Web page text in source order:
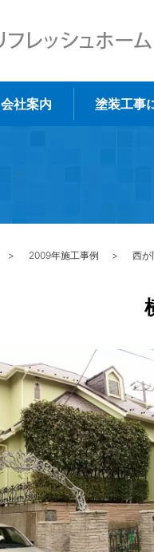
会社案内 塗装工事
2009年施工事例 西が